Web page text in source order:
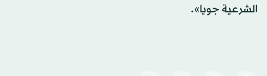
الشرعية جويا».